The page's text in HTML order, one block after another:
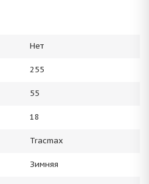
Нет
255
55
18
Tracmax
Зимняя